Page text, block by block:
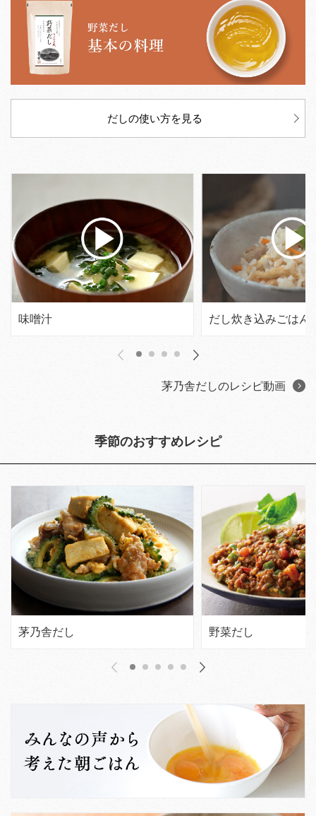
だしの使い方を見る
味噌汁 だし炊き込みごはん
茅乃舎だしのレシピ動画
季節のおすすめレシピ
茅乃舎だし 野菜だし